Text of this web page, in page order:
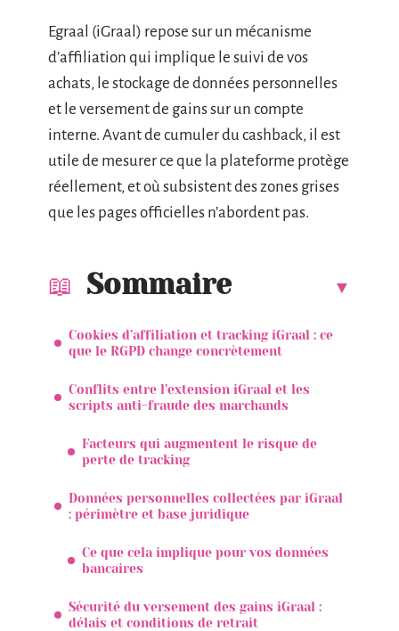
Egraal (iGraal) repose sur un mécanisme
d’affiliation qui implique le suivi de vos
achats, le stockage de données personnelles
et le versement de gains sur un compte
interne. Avant de cumuler du cashback, il est
utile de mesurer ce que la plateforme protège
réellement, et où subsistent des zones grises
que les pages officielles n’abordent pas.
Sommaire
Cookies d’affiliation et tracking iGraal : ce
que le RGPD change concrètement
Conflits entre l’extension iGraal et les
scripts anti-fraude des marchands
Facteurs qui augmentent le risque de
perte de tracking
Données personnelles collectées par iGraal
: périmètre et base juridique
Ce que cela implique pour vos données
bancaires
Sécurité du versement des gains iGraal :
délais et conditions de retrait